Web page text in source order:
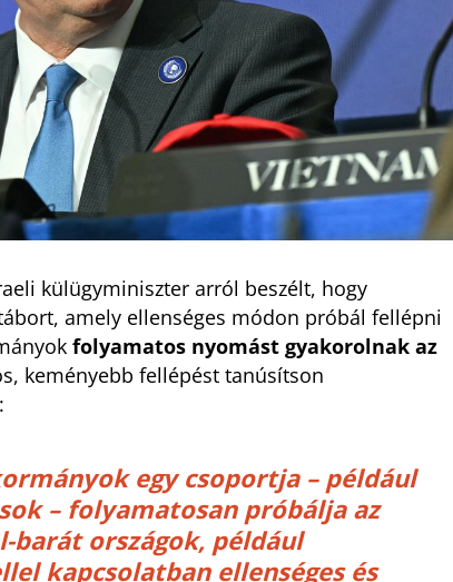
külügyminiszter arról beszélt, hogy
amely ellenséges módon próbál fellépni
folyamatos nyomást gyakorolnak az
keményebb fellépést tanúsítson
egy csoportja – például
– folyamatosan próbálja az
barát országok, például
kapcsolatban ellenséges és